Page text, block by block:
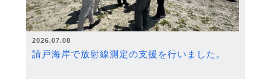
2026.07.08
請戸海岸で放射線測定の支援を行いました。